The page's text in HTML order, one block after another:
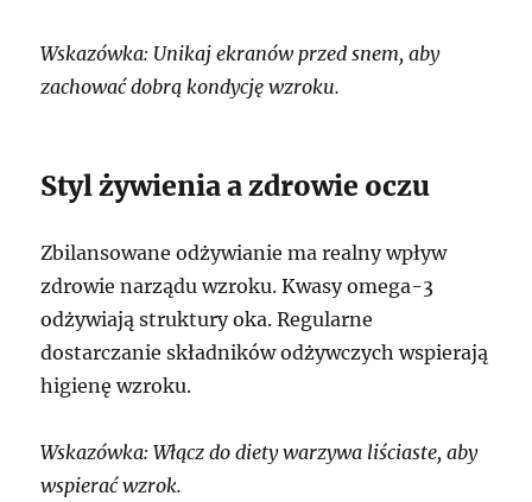
Wskazówka: Unikaj ekranów przed snem, aby
zachować dobrą kondycję wzroku.
Styl żywienia a zdrowie oczu
Zbilansowane odżywianie ma realny wpływ
zdrowie narządu wzroku. Kwasy omega-3
odżywiają struktury oka. Regularne
dostarczanie składników odżywczych wspierają
higienę wzroku.
Wskazówka: Włącz do diety warzywa liściaste, aby
wspierać wzrok.